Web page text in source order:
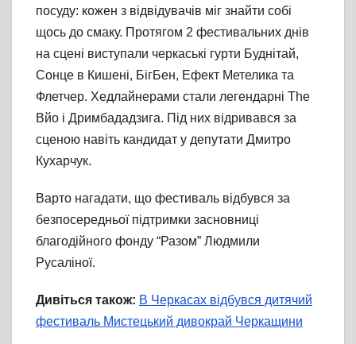
посуду: кожен з відвідувачів міг знайти собі
щось до смаку. Протягом 2 фестивальних днів
на сцені виступали черкаські гурти Буднітай,
Сонце в Кишені, БігБен, Ефект Метелика та
Флетчер. Хедлайнерами стали легендарні The
Вйо і Дримбададзига. Під них відривався за
сценою навіть кандидат у депутати Дмитро
Кухарчук.
Варто нагадати, що фестиваль відбувся за
безпосередньої підтримки засновниці
благодійного фонду “Разом” Людмили
Русаліної.
Дивіться також: В Черкасах відбувся дитячий
фестиваль Мистецький дивокрай Черкащини